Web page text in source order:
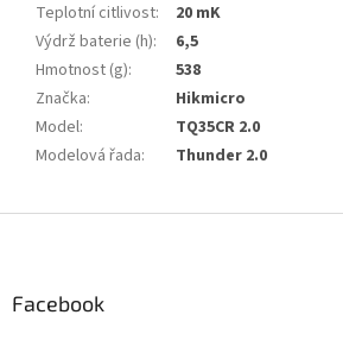
Teplotní citlivost:
20 mK
Výdrž baterie (h):
6,5
Hmotnost (g):
538
Značka:
Hikmicro
Model:
TQ35CR 2.0
Modelová řada: Thunder 2.0
Facebook